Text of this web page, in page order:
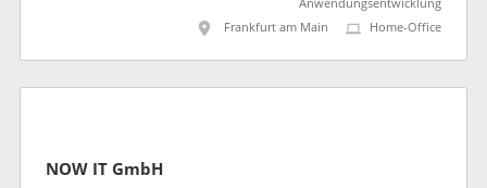
Anwendungsentwicklung
Frankfurt am Main
Home-Office
NOW IT GmbH